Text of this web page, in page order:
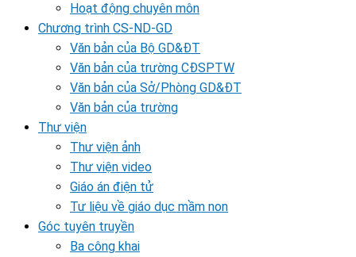
Hoạt động chuyên môn
Chương trình CS-ND-GD
Văn bản của Bộ GD&ĐT
Văn bản của trường CĐSPTW
Văn bản của Sở/Phòng GD&ĐT
Văn bản của trường
Thư viện
Thư viện ảnh
Thư viện video
Giáo án điện tử
Tư liệu về giáo dục mầm non
Góc tuyên truyền
Ba công khai